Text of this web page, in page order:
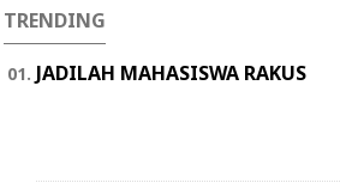
TRENDING
JADILAH MAHASISWA RAKUS